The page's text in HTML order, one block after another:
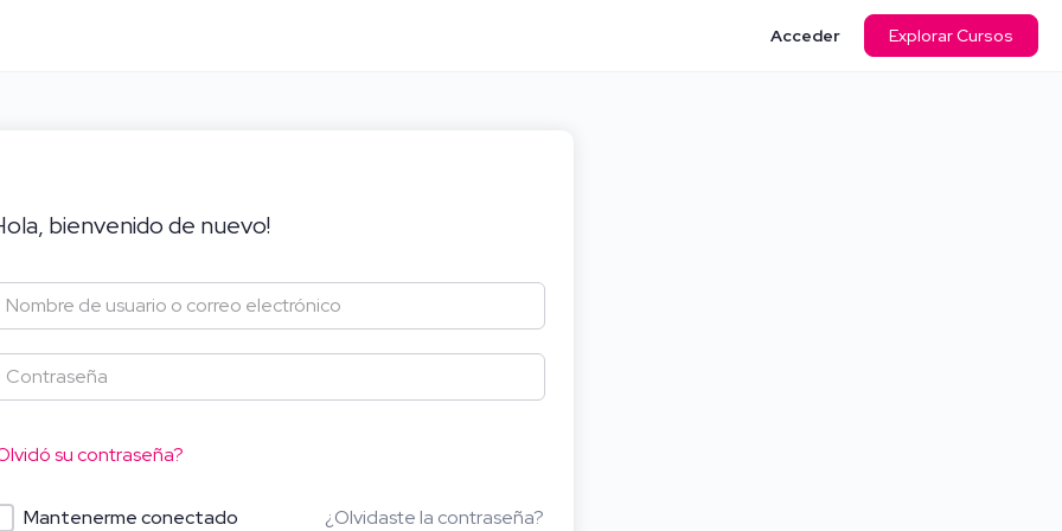
Acceder Explorar Cursos
bienvenido de nuevo!
su contraseña?
Mantenerme conectado ¿Olvidaste la contraseña?